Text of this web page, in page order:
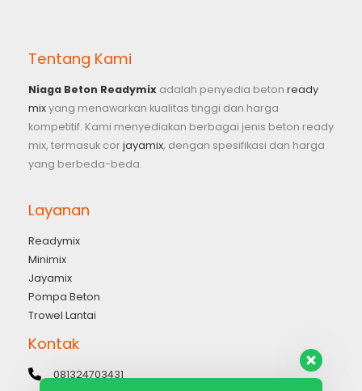
Tentang Kami
Niaga Beton Readymix adalah penyedia beton ready
mixyang menawarkan kualitas tinggi dan harga
kompetitif. Kami menyediakan berbagai jenis beton ready
mix, termasuk corjayamix, dengan spesifikasi dan harga
yang berbeda-beda.
Layanan
Readymix
Minimix
Jayamix
Pompa Beton
Trowel Lantai
Kontak
081324703431